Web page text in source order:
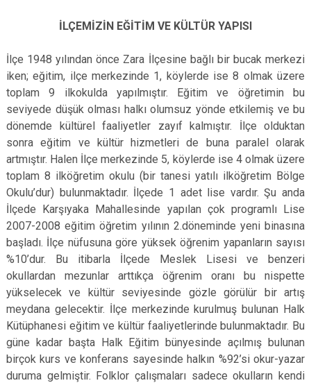
İLÇEMİZİN EĞİTİM VE KÜLTÜR YAPISI
İlçe 1948 yılından önce Zara İlçesine bağlı bir bucak merkezi
iken; eğitim, ilçe merkezinde 1, köylerde ise 8 olmak üzere
toplam 9 ilkokulda yapılmıştır. Eğitim ve öğretimin bu
seviyede düşük olması halkı olumsuz yönde etkilemiş ve bu
dönemde kültürel faaliyetler zayıf kalmıştır. İlçe olduktan
sonra eğitim ve kültür hizmetleri de buna paralel olarak
artmıştır. Halen İlçe merkezinde 5, köylerde ise 4 olmak üzere
toplam 8 ilköğretim okulu (bir tanesi yatılı ilköğretim Bölge
Okulu’dur) bulunmaktadır. İlçede 1 adet lise vardır. Şu anda
İlçede Karşıyaka Mahallesinde yapılan çok programlı Lise
2007-2008 eğitim öğretim yılının 2.döneminde yeni binasına
başladı. İlçe nüfusuna göre yüksek öğrenim yapanların sayısı
%10’dur. Bu itibarla İlçede Meslek Lisesi ve benzeri
okullardan mezunlar arttıkça öğrenim oranı bu nispette
yükselecek ve kültür seviyesinde gözle görülür bir artış
meydana gelecektir. İlçe merkezinde kurulmuş bulunan Halk
Kütüphanesi eğitim ve kültür faaliyetlerinde bulunmaktadır. Bu
güne kadar başta Halk Eğitim bünyesinde açılmış bulunan
birçok kurs ve konferans sayesinde halkın %92’si okur-yazar
duruma gelmiştir. Folklor çalışmaları sadece okulların kendi